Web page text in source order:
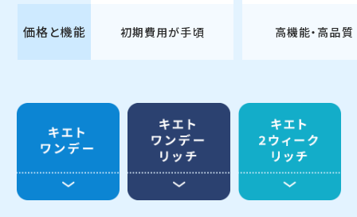
価格と機能 初期費用が手頃 高機能・高品質